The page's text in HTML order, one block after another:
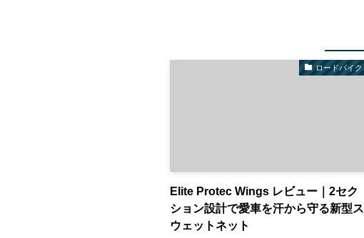
ロードバイク
Elite Protec Wings レビュー｜2セク
ション設計で愛車を汗から守る新型ス
ウェットネット